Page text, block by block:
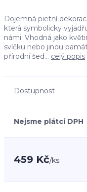
Dojemná pietní
která symbolicky
námi. Vhodná jako
svíčku nebo jinou
přírodní šed... celý popis
Dostupnost
Nejsme plátci DPH
459 Kč/ks